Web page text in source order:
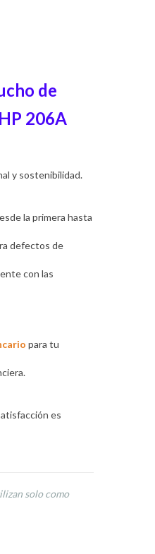
de
206A
y sostenibilidad.
la primera hasta
defectos de
con las
para tu
es
solo como